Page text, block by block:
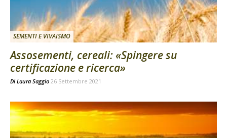
SEMENTI E VIVAISMO
Assosementi, cereali: «Spingere su
certificazione e ricerca»
Di Laura Saggio 26 Settembre 2021